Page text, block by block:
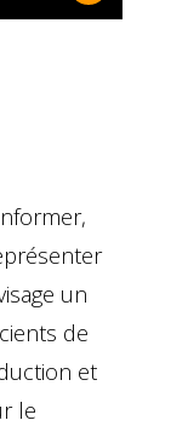
un
de
et
le